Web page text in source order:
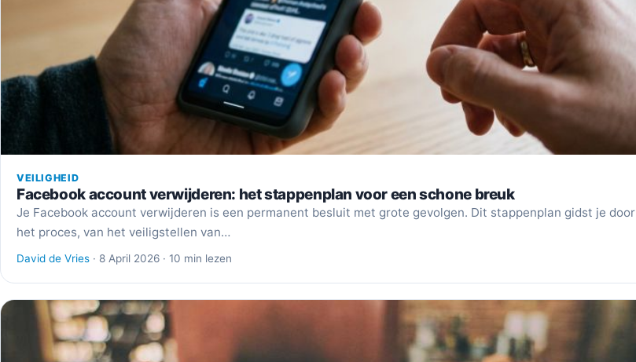
VEILIGHEID
Facebook account verwijderen: het stappenplan voor een schone breuk
Je Facebook account verwijderen is een permanent besluit met grote gevolgen. Dit stappenplan gidst je door
het proces, van het veiligstellen van…
David de Vries · 8 April 2026 · 10 min lezen